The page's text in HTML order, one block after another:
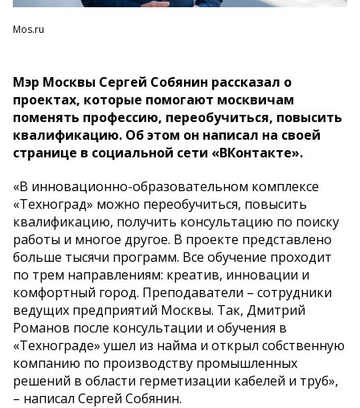
Mos.ru
Мэр Москвы Сергей Собянин рассказал о
проектах, которые помогают москвичам
поменять профессию, переобучиться, повысить
квалификацию. Об этом он написал на своей
странице в социальной сети «ВКонтакте».
«В инновационно-образовательном комплексе
«Техноград» можно переобучиться, повысить
квалификацию, получить консультацию по поиску
работы и многое другое. В проекте представлено
больше тысячи программ. Все обучение проходит
по трем направлениям: креатив, инновации и
комфортный город. Преподаватели – сотрудники
ведущих предприятий Москвы. Так, Дмитрий
Романов после консультации и обучения в
«Технограде» ушел из найма и открыл собственную
компанию по производству промышленных
решений в области герметизации кабелей и труб»,
– написал Сергей Собянин.